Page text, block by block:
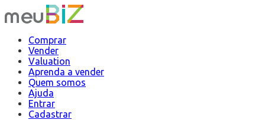
Comprar
Vender
Valuation
Aprenda a vender
Quem somos
Ajuda
Entrar
Cadastrar